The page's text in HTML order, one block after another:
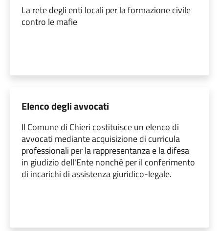
La rete degli enti locali per la formazione civile
contro le mafie
Elenco degli avvocati
Il Comune di Chieri costituisce un elenco di
avvocati mediante acquisizione di curricula
professionali per la rappresentanza e la difesa
in giudizio dell'Ente nonché per il conferimento
di incarichi di assistenza giuridico-legale.